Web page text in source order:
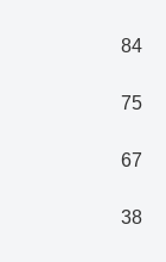
84
75
67
38